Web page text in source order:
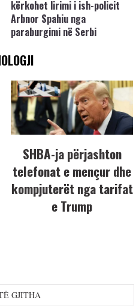
kërkohet lirimi i ish-policit
Arbnor Spahiu nga
paraburgimi në Serbi
SHBA-ja përjashton
telefonat e mençur dhe
kompjuterët nga tarifat
e Trump
GJITHA